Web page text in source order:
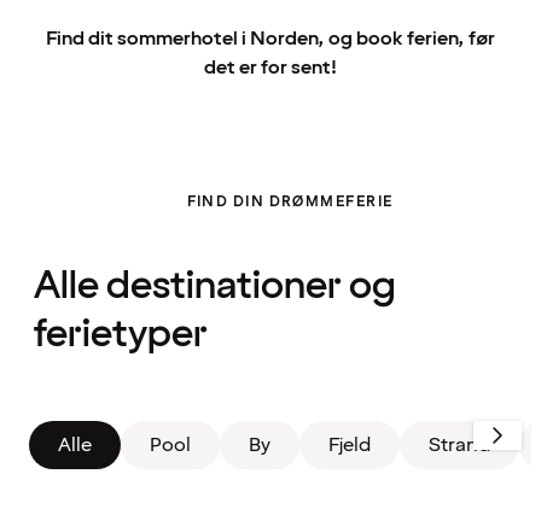
Find dit sommerhotel i Norden, og book ferien, før
det er for sent!
FIND DIN DRØMMEFERIE
Alle destinationer og
ferietyper
kort
Alle Pool By Fjeld Strand